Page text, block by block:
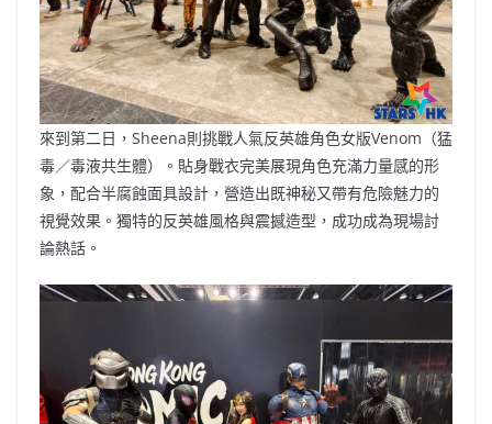
來到第二日，Sheena則挑戰人氣反英雄角色女版Venom（猛
毒／毒液共生體）。貼身戰衣完美展現角色充滿力量感的形
象，配合半腐蝕面具設計，營造出既神秘又帶有危險魅力的
視覺效果。獨特的反英雄風格與震撼造型，成功成為現場討
論熱話。